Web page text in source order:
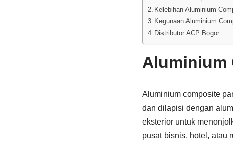
Kelebihan Aluminium
Kegunaan Aluminium
Distributor ACP Bogor
Aluminium
Aluminium composite
dan dilapisi dengan
eksterior untuk
pusat bisnis, hotel, atau